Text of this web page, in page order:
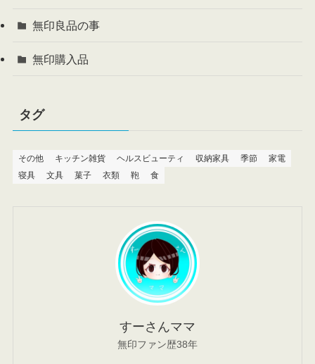
無印良品の事
無印購入品
タグ
その他 キッチン雑貨 ヘルスビューティ 収納家具 季節
家電
寝具
文具 菓子 衣類 鞄 食
すーさんママ
無印ファン歴38年